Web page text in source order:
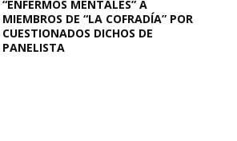
“ENFERMOS MENTALES” A
MIEMBROS DE “LA COFRADÍA” POR
CUESTIONADOS DICHOS DE
PANELISTA